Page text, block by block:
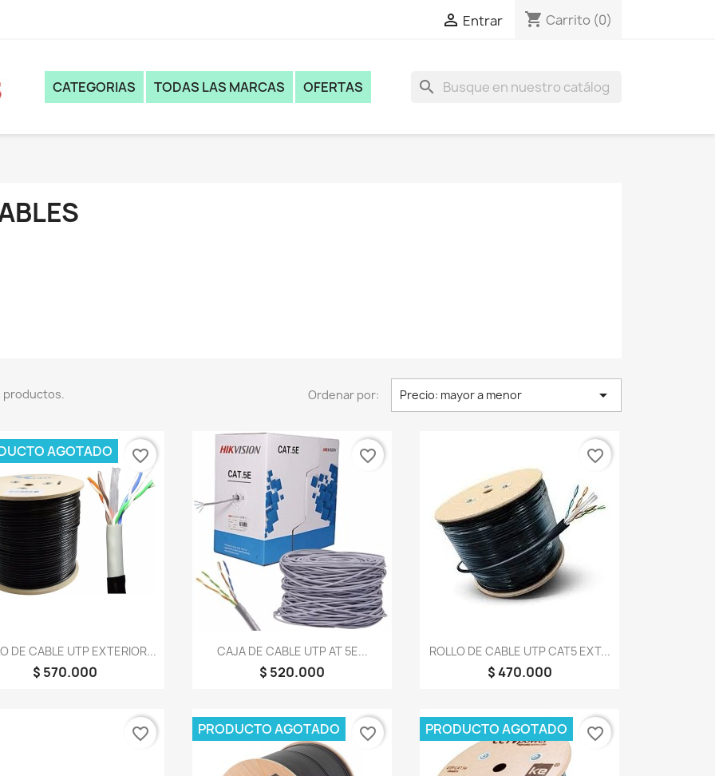
 Entrar shopping_cart Carrito (0)
CATEGORIAS TODAS LAS MARCAS OFERTAS search
productos. Ordenar por: Precio: mayor a menor 
Vista rápida
DE CABLE UTP EXTERIOR...
$ 570.000
AGOTADO favorite_border
Vista rápida
CAJA DE CABLE UTP AT 5E...
$ 520.000
favorite_border
Vista rápida
ROLLO DE CABLE UTP CAT5 EXT...
$ 470.000
favorite_border
favorite_border PRODUCTO AGOTADO favorite_border PRODUCTO AGOTADO favorite_border